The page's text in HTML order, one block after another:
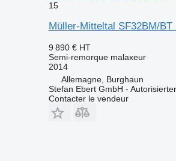
15
Müller-Mitteltal SF32BM/
9 890 € HT
Semi-remorque malaxeur
2014
Allemagne, Burghaun
Stefan Ebert GmbH -
Contacter le vendeur